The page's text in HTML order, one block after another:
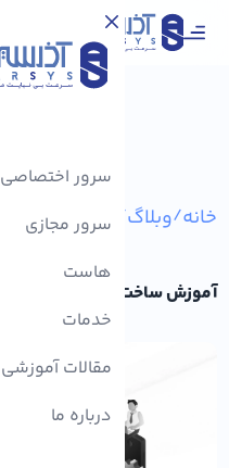
سرور اختصاصی
سرور مجازی
هاست
خدمات
مقالات آموزشی
درباره ما
خانه/وبلاگ/ آموزش ساخت Apple ID
آموزش ساخت Apple ID رایگان (راهنما برای کاربران ایرانی)